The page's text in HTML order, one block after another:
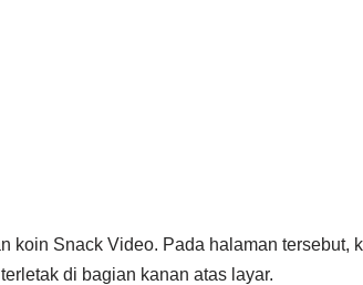
koin Snack Video. Pada halaman tersebut,
di bagian kanan atas layar.